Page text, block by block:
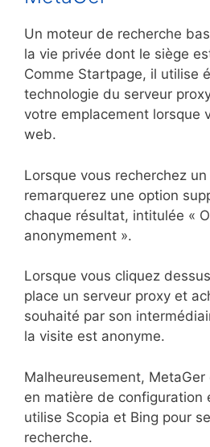
Un moteur de recherche
la vie privée dont le siège
Comme Startpage, il utilise
technologie du serveur
votre emplacement lorsque
web.
Lorsque vous recherchez
remarquerez une option
chaque résultat, intitulée «
anonymement ».
Lorsque vous cliquez
place un serveur proxy et
souhaité par son
la visite est anonyme.
Malheureusement,
en matière de configuration
utilise Scopia et Bing pour
recherche.